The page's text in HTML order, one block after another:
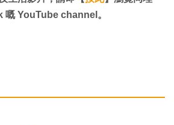
YouTube channel。